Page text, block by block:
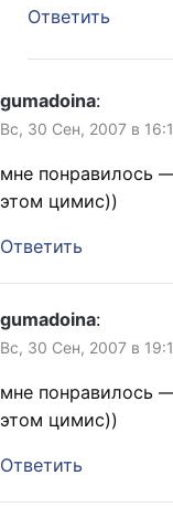
Ответить
gumadoina:
Вс, 30 Сен, 2007 в
мне понравилось
этом цимис))
Ответить
gumadoina:
Вс, 30 Сен, 2007 в
мне понравилось
этом цимис))
Ответить